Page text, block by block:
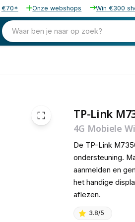
€70* Onze webshops Win €300
Waar ben je naar op zoek?
TP-Link
4G Mobiele
De TP-Link
ondersteuning.
aanmelden en
het handige
aflezen.
3.8/5
53,09 excl. btw
64,24 incl. btw